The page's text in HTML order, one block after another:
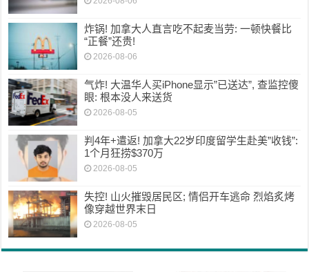
炸锅! 加拿大人直言吃不起麦当劳: 一顿快餐比
“正餐”还贵!
2026-08-06
气炸! 大温华人买iPhone显示”已送达”, 查监控傻
眼: 根本没人来送货
2026-08-05
判4年+遣返! 加拿大22岁印度留学生赴美”收钱”:
1个月狂捞$370万
2026-08-05
失控! 山火摧毁居民区; 情侣开车逃命 烈焰炙烤
像穿越世界末日
2026-08-05